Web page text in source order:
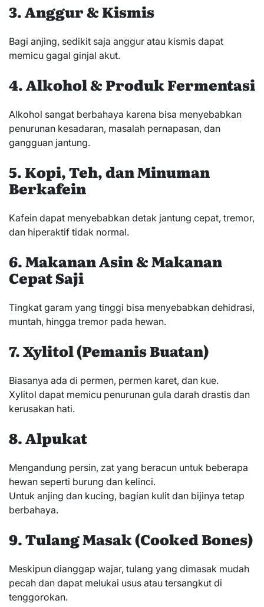
3. Anggur & Kismis
Bagi anjing, sedikit saja anggur atau kismis dapat
memicu gagal ginjal akut.
4. Alkohol & Produk Fermentasi
Alkohol sangat berbahaya karena bisa menyebabkan
penurunan kesadaran, masalah pernapasan, dan
gangguan jantung.
5. Kopi, Teh, dan Minuman
Berkafein
Kafein dapat menyebabkan detak jantung cepat, tremor,
dan hiperaktif tidak normal.
6. Makanan Asin & Makanan
Cepat Saji
Tingkat garam yang tinggi bisa menyebabkan dehidrasi,
muntah, hingga tremor pada hewan.
7. Xylitol (Pemanis Buatan)
Biasanya ada di permen, permen karet, dan kue.
Xylitol dapat memicu penurunan gula darah drastis dan
kerusakan hati.
8. Alpukat
Mengandung persin, zat yang beracun untuk beberapa
hewan seperti burung dan kelinci.
Untuk anjing dan kucing, bagian kulit dan bijinya tetap
berbahaya.
9. Tulang Masak (Cooked Bones)
Meskipun dianggap wajar, tulang yang dimasak mudah
pecah dan dapat melukai usus atau tersangkut di
tenggorokan.